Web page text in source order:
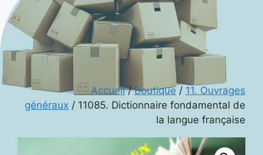
Accueil/Boutique / 11. Ouvrages
généraux / 11085. Dictionnaire fondamental de
la langue française